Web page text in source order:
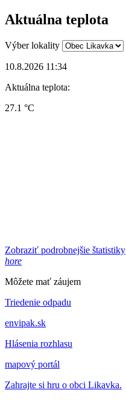
Aktuálna teplota
Výber lokality
10.8.2026 11:34
Aktuálna teplota:
27.1 °C
Zobraziť podrobnejšie štatistiky
hore
Môžete mať záujem
Triedenie odpadu
envipak.sk
Hlásenia rozhlasu
mapový portál
Zahrajte si hru o obci Likavka.